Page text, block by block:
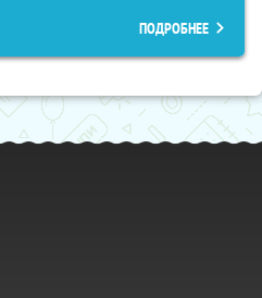
ПОДРОБНЕЕ